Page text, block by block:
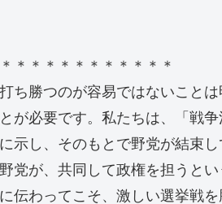
＊＊＊＊＊＊＊＊＊＊＊
ち勝つのが容易ではないこと
が必要です。私たちは、「戦
し、そのもとで野党が結束し
党が、共同して政権を担うと
伝わってこそ、激しい選挙戦